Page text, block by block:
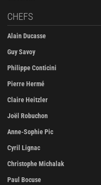
CHEFS
Alain Ducasse
Guy Savoy
Philippe Conticini
Pierre Hermé
Claire Heitzler
Joël Robuchon
Anne-Sophie Pic
Cyril Lignac
Christophe Michalak
Paul Bocuse